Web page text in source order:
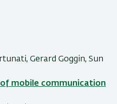
Gerard Goggin, Sun
mobile communication